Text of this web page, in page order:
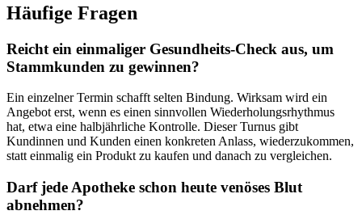
Häufige Fragen
Reicht ein einmaliger Gesundheits-Check aus, um
Stammkunden zu gewinnen?
Ein einzelner Termin schafft selten Bindung. Wirksam wird ein
Angebot erst, wenn es einen sinnvollen Wiederholungsrhythmus
hat, etwa eine halbjährliche Kontrolle. Dieser Turnus gibt
Kundinnen und Kunden einen konkreten Anlass, wiederzukommen,
statt einmalig ein Produkt zu kaufen und danach zu vergleichen.
Darf jede Apotheke schon heute venöses Blut
abnehmen?